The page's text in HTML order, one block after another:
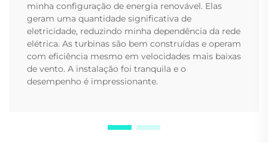
minha configuração de energia renovável. Elas
geram uma quantidade significativa de
eletricidade, reduzindo minha dependência da rede
elétrica. As turbinas são bem construídas e operam
com eficiência mesmo em velocidades mais baixas
de vento. A instalação foi tranquila e o
desempenho é impressionante.